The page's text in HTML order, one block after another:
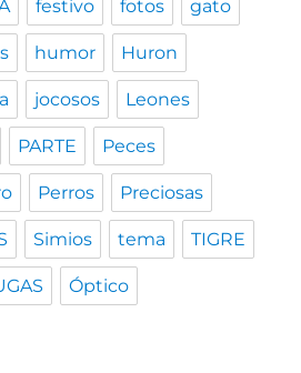
festivo fotos gato
humor Huron
jocosos Leones
PARTE Peces
Perros Preciosas
Simios tema TIGRE
Óptico